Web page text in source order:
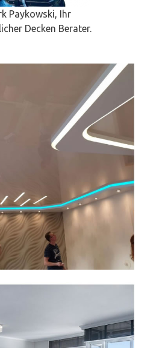
Paykowski, Ihr
Decken Berater.